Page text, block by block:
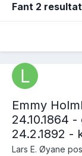
Fant 2
Emmy
24.10.1864
24.2.1892 -
Lars E. Øyane